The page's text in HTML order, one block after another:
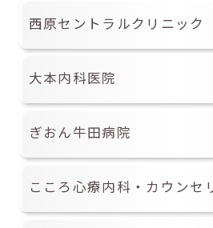
西原セントラルクリニック
大本内科医院
ぎおん牛田病院
こころ心療内科・カウンセ